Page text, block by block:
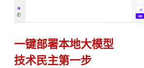
一键部署本地大模型
技术民主第一步